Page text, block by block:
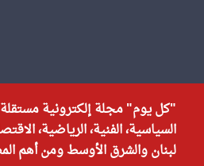
"كل يوم" مجلة إلكترونية
السياسية، الفنية، الرياضية،
لبنان والشرق الأوسط ومن أهم